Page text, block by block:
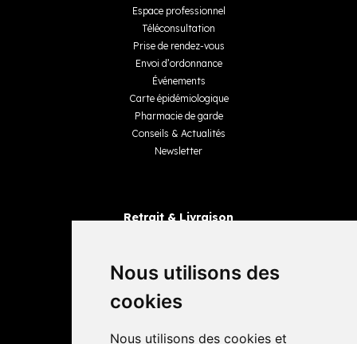
Nous utilisons des
cookies
Nous utilisons des cookies et
Espace professionnel
Téléconsultation
Prise de rendez-vous
Envoi d’ordonnance
Événements
Carte épidémiologique
Pharmacie de garde
Conseils & Actualités
Newsletter
Retrait & Livraison
Livraisons